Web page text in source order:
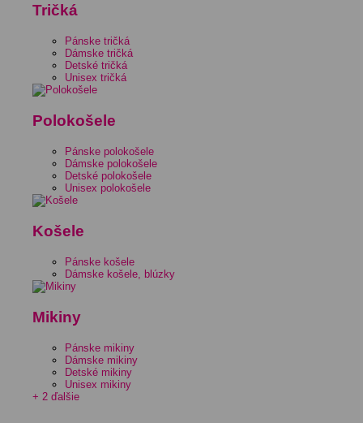
Tričká
Pánske tričká
Dámske tričká
Detské tričká
Unisex tričká
Polokošele
Pánske polokošele
Dámske polokošele
Detské polokošele
Unisex polokošele
Košele
Pánske košele
Dámske košele, blúzky
Mikiny
Pánske mikiny
Dámske mikiny
Detské mikiny
Unisex mikiny
+ 2 ďalšie